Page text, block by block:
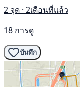
2 จุด · 2เดือนที่แล้ว
18 การดู
บันทึก